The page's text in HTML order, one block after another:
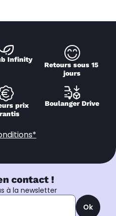
Infinity
Retours sous 15
jours
prix
Boulanger Drive
contact !
à la newsletter
Ok